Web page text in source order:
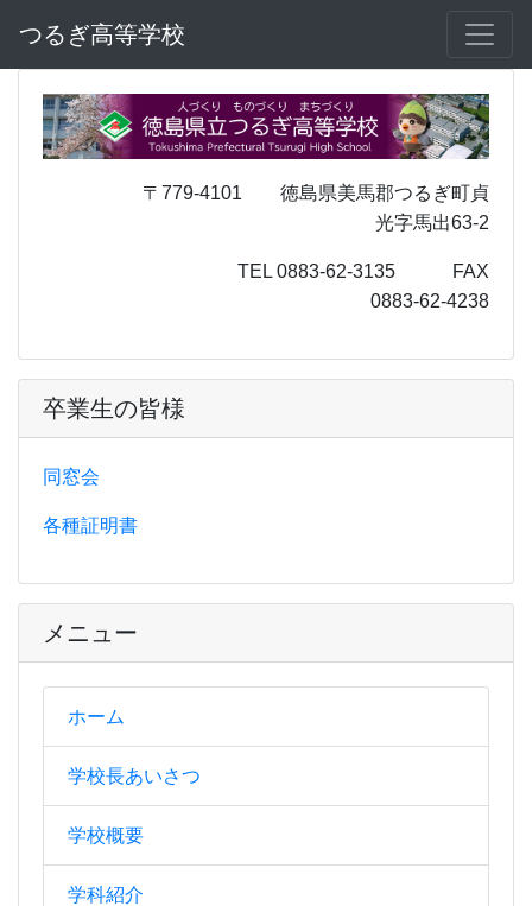
つるぎ高等学校
〒779-4101 徳島県美馬郡つるぎ町貞
光字馬出63-2
TEL 0883-62-3135 FAX
0883-62-4238
メニュー
ホーム
学校長あいさつ
学校概要
学科紹介
卒業生の皆様
同窓会
各種証明書